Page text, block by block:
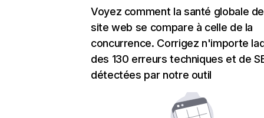
Voyez comment la santé globale
site web se compare à celle de la
concurrence. Corrigez n'importe
des 130 erreurs techniques et de
détectées par notre outil